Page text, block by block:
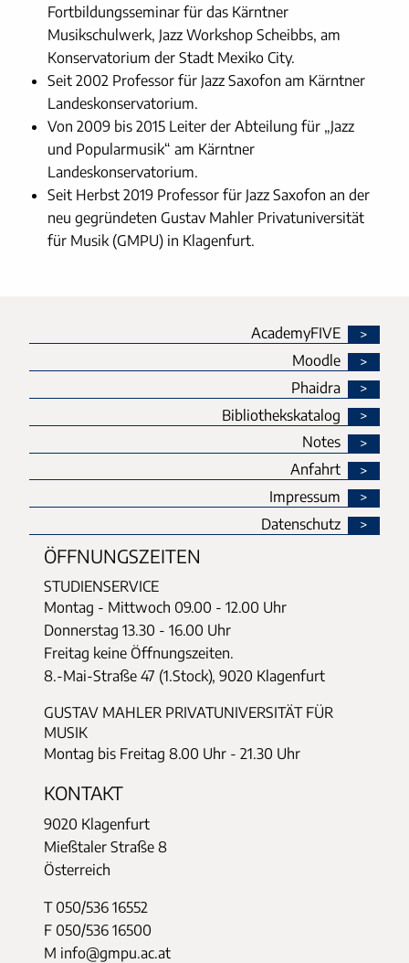
Fortbildungsseminar für das Kärntner
Musikschulwerk, Jazz Workshop Scheibbs, am
Konservatorium der Stadt Mexiko City.
Seit 2002 Professor für Jazz Saxofon am Kärntner
Landeskonservatorium.
Von 2009 bis 2015 Leiter der Abteilung für „Jazz
und Popularmusik“ am Kärntner
Landeskonservatorium.
Seit Herbst 2019 Professor für Jazz Saxofon an der
neu gegründeten Gustav Mahler Privatuniversität
für Musik (GMPU) in Klagenfurt.
AcademyFIVE
Moodle
Phaidra
Bibliothekskatalog
Notes
Anfahrt
Impressum
Datenschutz
ÖFFNUNGSZEITEN
STUDIENSERVICE
Montag - Mittwoch 09.00 - 12.00 Uhr
Donnerstag 13.30 - 16.00 Uhr
Freitag keine Öffnungszeiten.
8.-Mai-Straße 47 (1.Stock), 9020 Klagenfurt
GUSTAV MAHLER PRIVATUNIVERSITÄT FÜR
MUSIK
Montag bis Freitag 8.00 Uhr - 21.30 Uhr
KONTAKT
9020 Klagenfurt
Mießtaler Straße 8
Österreich
T 050/536 16552
F 050/536 16500
M info@gmpu.ac.at